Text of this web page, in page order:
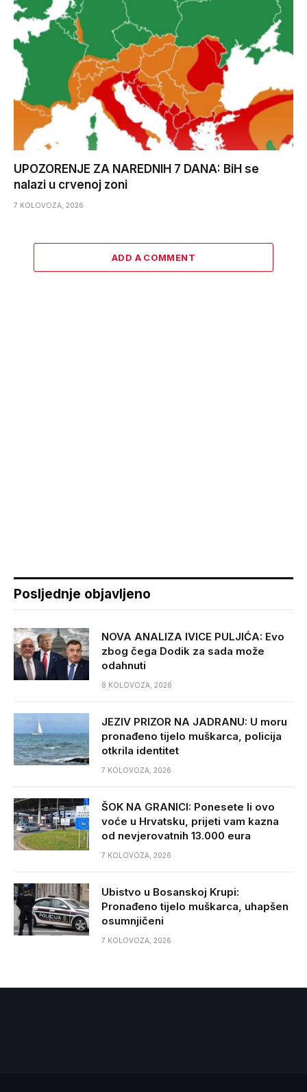
UPOZORENJE ZA NAREDNIH 7 DANA: BiH se
nalazi u crvenoj zoni
7 KOLOVOZA, 2026
ADD A COMMENT
Posljednje objavljeno
NOVA ANALIZA IVICE PULJIĆA: Evo
zbog čega Dodik za sada može
odahnuti
8 KOLOVOZA, 2026
JEZIV PRIZOR NA JADRANU: U moru
pronađeno tijelo muškarca, policija
otkrila identitet
7 KOLOVOZA, 2026
ŠOK NA GRANICI: Ponesete li ovo
voće u Hrvatsku, prijeti vam kazna
od nevjerovatnih 13.000 eura
7 KOLOVOZA, 2026
Ubistvo u Bosanskoj Krupi:
Pronađeno tijelo muškarca, uhapšen
osumnjičeni
7 KOLOVOZA, 2026